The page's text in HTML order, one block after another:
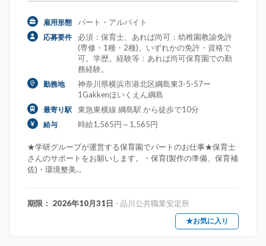
雇用形態 パート・アルバイト
応募要件
必須：保育士、あれば尚可：幼稚園教諭免許
(専修・1種・2種)、いずれかの免許・資格で
可。学歴。経験等：あれば尚可保育園での勤
務経験。
勤務地
神奈川県横浜市港北区綱島東3-5-57ー
1Gakkenほいくえん綱島
最寄り駅 東急東横線 綱島駅 から徒歩で10分
給与 時給1,565円～1,565円
★学研グループが運営する保育園でパートのお仕事★保育士
さんのサポートをお願いします。・保育(製作の準備、保育補
佐)・環境整美...
期限： 2026年10月31日 - 品川公共職業安定所
★お気に入り